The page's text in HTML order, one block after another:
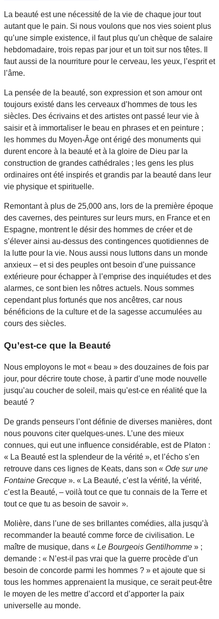
La beauté est une nécessité de la vie de chaque jour tout
autant que le pain. Si nous voulons que nos vies soient plus
qu’une simple existence, il faut plus qu’un chèque de salaire
hebdomadaire, trois repas par jour et un toit sur nos têtes. Il
faut aussi de la nourriture pour le cerveau, les yeux, l’esprit et
l’âme.
La pensée de la beauté, son expression et son amour ont
toujours existé dans les cerveaux d’hommes de tous les
siècles. Des écrivains et des artistes ont passé leur vie à
saisir et à immortaliser le beau en phrases et en peinture ;
les hommes du Moyen-Âge ont érigé des monuments qui
durent encore à la beauté et à la gloire de Dieu par la
construction de grandes cathédrales ; les gens les plus
ordinaires ont été inspirés et grandis par la beauté dans leur
vie physique et spirituelle.
Remontant à plus de 25,000 ans, lors de la première époque
des cavernes, des peintures sur leurs murs, en France et en
Espagne, montrent le désir des hommes de créer et de
s’élever ainsi au-dessus des contingences quotidiennes de
la lutte pour la vie. Nous aussi nous luttons dans un monde
anxieux – et si des peuples ont besoin d’une puissance
extérieure pour échapper à l’emprise des inquiétudes et des
alarmes, ce sont bien les nôtres actuels. Nous sommes
cependant plus fortunés que nos ancêtres, car nous
bénéficions de la culture et de la sagesse accumulées au
cours des siècles.
Qu’est-ce que la Beauté
Nous employons le mot « beau » des douzaines de fois par
jour, pour décrire toute chose, à partir d’une mode nouvelle
jusqu’au coucher de soleil, mais qu’est-ce en réalité que la
beauté ?
De grands penseurs l’ont définie de diverses manières, dont
nous pouvons citer quelques-unes. L’une des mieux
connues, qui eut une influence considérable, est de Platon :
« La Beauté est la splendeur de la vérité », et l’écho s’en
retrouve dans ces lignes de Keats, dans son « Ode sur une
Fontaine Grecque ». « La Beauté, c’est la vérité, la vérité,
c’est la Beauté, – voilà tout ce que tu connais de la Terre et
tout ce que tu as besoin de savoir ».
Molière, dans l’une de ses brillantes comédies, alla jusqu’à
recommander la beauté comme force de civilisation. Le
maître de musique, dans « Le Bourgeois Gentilhomme » ;
demande : « N’est-il pas vrai que la guerre procède d’un
besoin de concorde parmi les hommes ? » et ajoute que si
tous les hommes apprenaient la musique, ce serait peut-être
le moyen de les mettre d’accord et d’apporter la paix
universelle au monde.